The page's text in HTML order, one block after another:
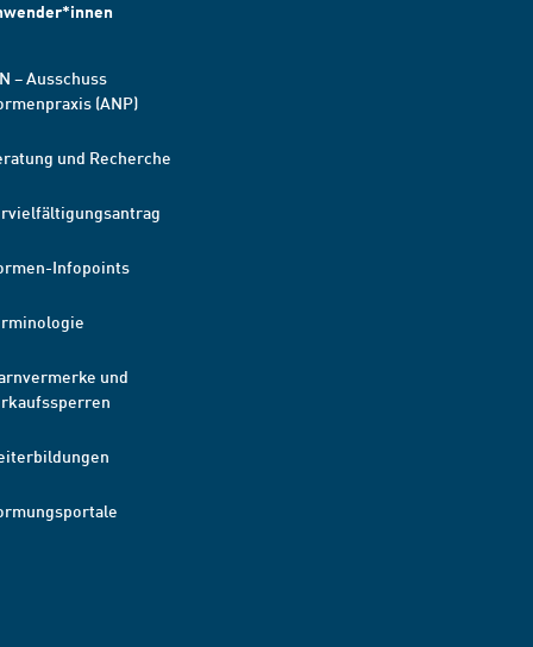
– Ausschuss
(ANP)
und Recherche
Infopoints
und